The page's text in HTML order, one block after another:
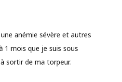
anémie sévère et autres
1 mois que je suis sous
sortir de ma torpeur.